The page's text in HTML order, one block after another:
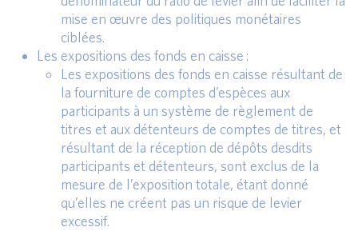
mise en œuvre des politiques monétaires
ciblées.
Les expositions des fonds en caisse :
Les expositions des fonds en caisse résultant de
la fourniture de comptes d’espèces aux
participants à un système de règlement de
titres et aux détenteurs de comptes de titres, et
résultant de la réception de dépôts desdits
participants et détenteurs, sont exclus de la
mesure de l’exposition totale, étant donné
qu’elles ne créent pas un risque de levier
excessif.